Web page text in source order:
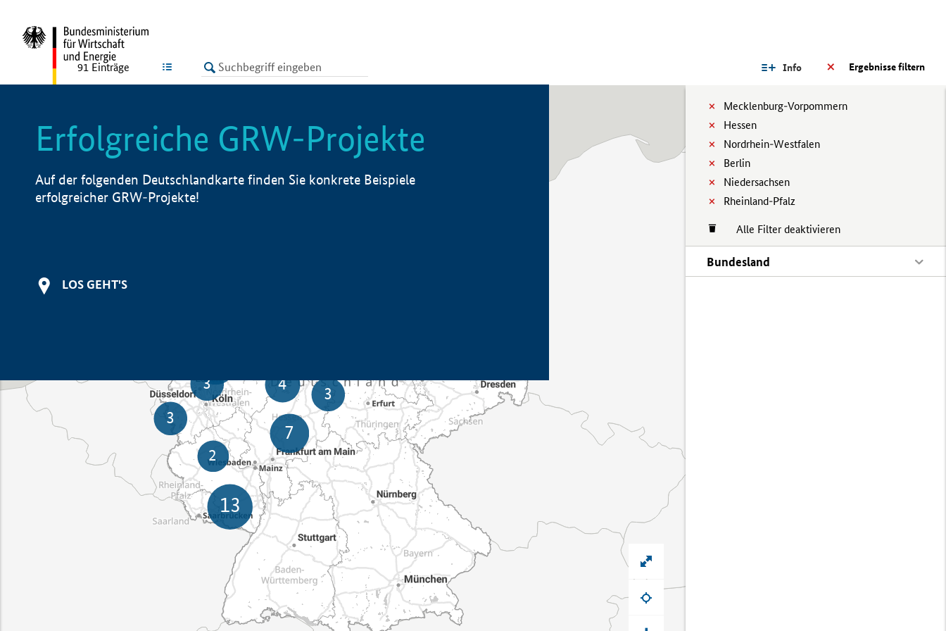
LISTE Ergebnisse filtern
Info
Mecklenburg-Vorpommern
Hessen
Nordrhein-Westfalen
Berlin
Niedersachsen
Rheinland-Pfalz
Alle Filter deaktivieren
Bundesland
91 Einträge
Erfolgreiche GRW-Projekte
Auf der folgenden Deutschlandkarte finden Sie konkrete Beispiele
erfolgreicher GRW-Projekte!
LOS GEHT'S